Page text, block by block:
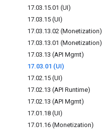
17.03.15.01 (UI)
17.03.15 (UI)
17.03.13.02 (Monetization)
17.03.13.01 (Monetization)
17.03.13 (API Mgmt)
17.03.01 (UI)
17.02.15 (UI)
17.02.13 (API Runtime)
17.02.13 (API Mgmt)
17.01 .18 (UI)
17.01 .16 (Monetization)